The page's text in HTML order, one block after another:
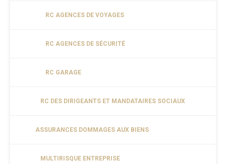
RC AGENCES DE VOYAGES
RC AGENCES DE SÉCURITÉ
RC GARAGE
RC DES DIRIGEANTS ET MANDATAIRES SOCIAUX
ASSURANCES DOMMAGES AUX BIENS
MULTIRISQUE ENTREPRISE